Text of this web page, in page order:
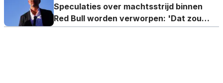
Speculaties over machtsstrijd binnen
Red Bull worden verworpen: 'Dat zou
ouderwets zijn'